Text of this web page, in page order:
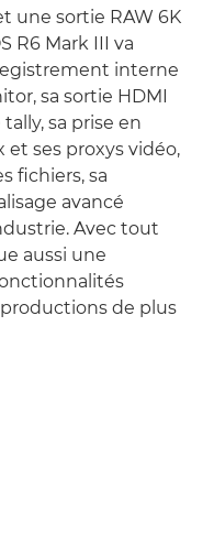
une sortie RAW 6K
R6 Mark III va
interne
sa sortie HDMI
sa prise en
et ses proxys vidéo,
fichiers, sa
avancé
Avec tout
aussi une
de plus